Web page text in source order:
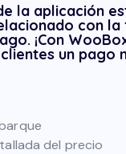
la aplicación
con la
¡Con
un pago
del precio